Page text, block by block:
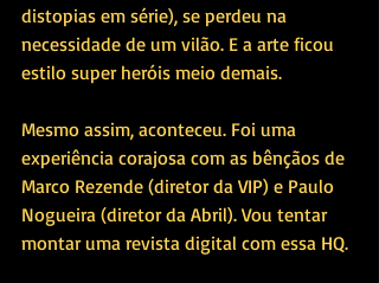
distopias em série), se perdeu na
necessidade de um vilão. E a arte ficou
estilo super heróis meio demais.
Mesmo assim, aconteceu. Foi uma
experiência corajosa com as bênçãos de
Marco Rezende (diretor da VIP) e Paulo
Nogueira (diretor da Abril). Vou tentar
montar uma revista digital com essa HQ.